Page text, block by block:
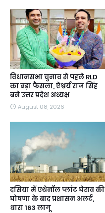
विधानसभा चुनाव से पहले RLD
का बड़ा फैसला, ऐश्वर्य राज सिंह
बने उत्तर प्रदेश अध्यक्ष
August 08, 2026
दसिया में एथेनॉल प्लांट घेराव की
घोषणा के बाद प्रशासन अलर्ट,
धारा 163 लागू